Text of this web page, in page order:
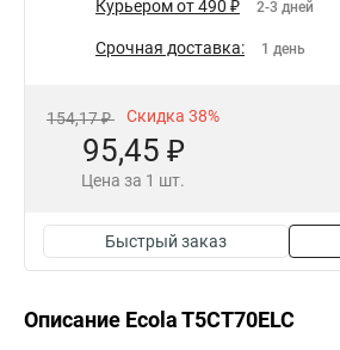
Курьером от 490 ₽ 2-3 дней
Срочная доставка: 1 день
154,17 ₽ Скидка 38%
95,45 ₽
Цена за 1 шт.
Быстрый заказ
Описание Ecola T5CT70ELC